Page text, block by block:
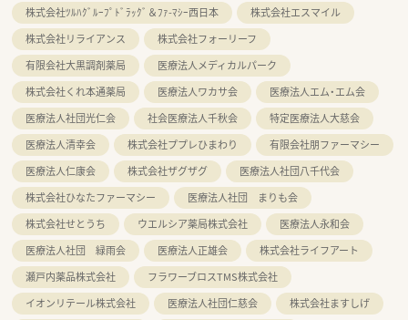
株式会社ﾂﾙﾊｸﾞﾙｰﾌﾟﾄﾞﾗｯｸﾞ＆ﾌｧ-ﾏｼｰ西日本
株式会社エスマイル
株式会社リライアンス
株式会社フォーリーフ
有限会社大黒調剤薬局
医療法人メディカルパーク
株式会社くれ本通薬局
医療法人ワカサ会
医療法人エム・エム会
医療法人社団光仁会
社会医療法人千秋会
特定医療法人大慈会
医療法人清幸会
株式会社ププレひまわり
有限会社朋ファーマシー
医療法人仁康会
株式会社ザグザグ
医療法人社団八千代会
株式会社ひなたファーマシー
医療法人社団 まりも会
株式会社せとうち
ウエルシア薬局株式会社
医療法人永和会
医療法人社団 緑雨会
医療法人正雄会
株式会社ライフアート
瀬戸内薬品株式会社
フラワーブロスTMS株式会社
イオンリテール株式会社
医療法人社団仁慈会
株式会社ますしげ